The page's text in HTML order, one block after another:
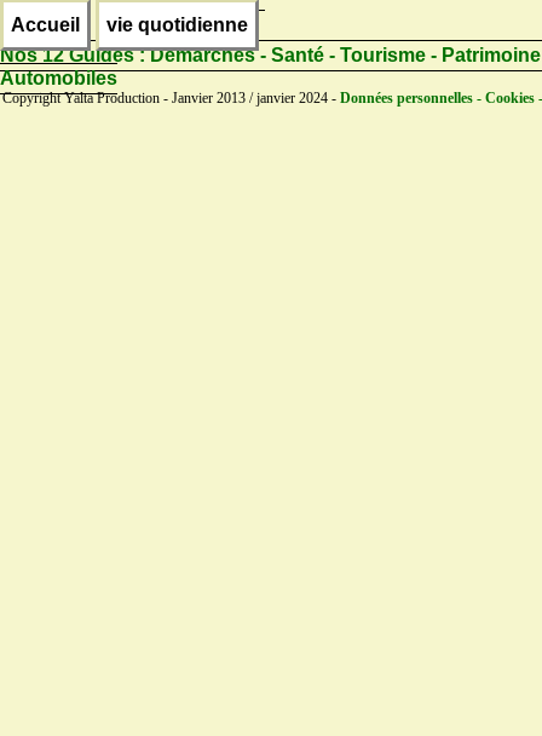
Accueil
vie quotidienne
Nos 12 Guides :Démarches - Santé - Tourisme -
Automobiles
Copyright Yalta Production - Janvier 2013 / janvier 2024 - Données personnelles - Cookies